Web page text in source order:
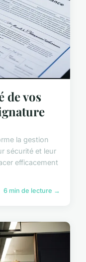
de vos
la gestion
sécurité et leur
efficacement
6 min de lecture →